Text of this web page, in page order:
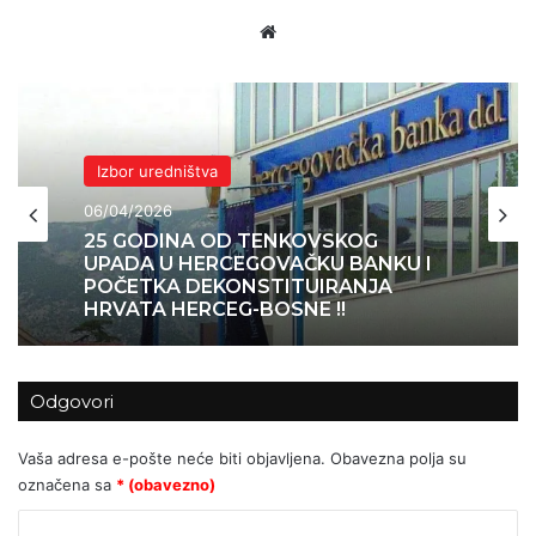
Izbor uredništva
06/04/2026
25 GODINA OD TENKOVSKOG
UPADA U HERCEGOVAČKU BANKU I
POČETKA DEKONSTITUIRANJA
HRVATA HERCEG-BOSNE !!
Izbor uredništva
02/04/2026
Autizam se gotovo utrostručio kod
djece i mladih u posljednjem
desetljeću – istraživači pokušavaju
objasniti zašto
Odgovori
Vaša adresa e-pošte neće biti objavljena. Obavezna polja su
označena sa * (obavezno)